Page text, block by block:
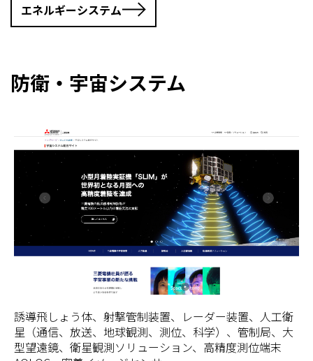
エネルギーシステム
防衛・宇宙システム
誘導飛しょう体、射撃管制装置、レーダー装置、人工衛
星（通信、放送、地球観測、測位、科学）、管制局、大
型望遠鏡、衛星観測ソリューション、高精度測位端末